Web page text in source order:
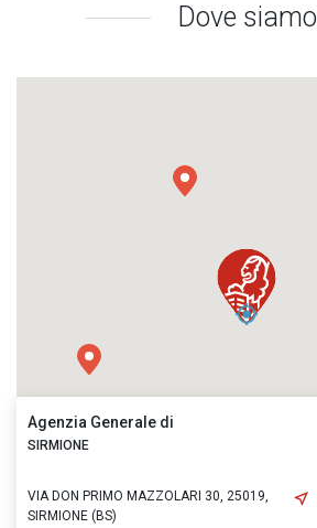
Dove siamo
Agenzia Generale di
SIRMIONE
VIA DON PRIMO MAZZOLARI 30, 25019,
SIRMIONE (BS)